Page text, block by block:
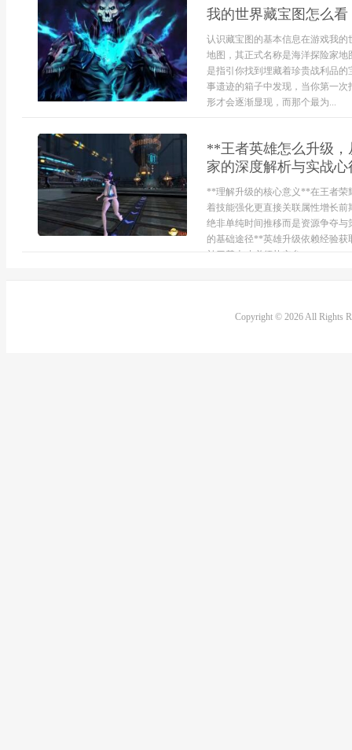
我的世界藏宝图怎么
认识藏宝图的基本信息在游戏我
地图，其正式名称是海洋探险家
是指引你找到埋藏着珍贵战利品
事遗迹的箱子中发现，当你第一
形才会逐渐显现，而那个最为...
**王者英雄怎么升级
家的深度解析与实战
**理解升级的核心意义**在王者荣
着技能强化更直接关联属性增长
绝非单纯时间推移而是资源争夺
的基础途径**英雄升级依赖经验
补刀基本功必须扎实参...
Copyright © 2026 All Rights